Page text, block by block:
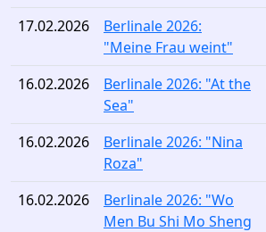
17.02.2026
Berlinale 2026:
"Meine Frau weint"
16.02.2026
Berlinale 2026: "At the
Sea"
16.02.2026
Berlinale 2026: "Nina
Roza"
16.02.2026
Berlinale 2026: "Wo
Men Bu Shi Mo Sheng